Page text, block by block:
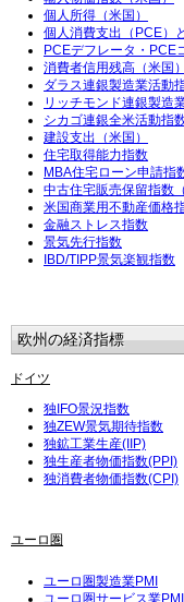
個人所得（米国）
個人消費支出（PCE）
PCEデフレータ・PCE
消費者信用残高（米国）
ダラス連銀製造業活動
リッチモンド連銀製造
シカゴ連銀全米活動指
建設支出（米国）
住宅取得能力指数
MBA住宅ローン申請指
中古住宅販売保留指数
米国商業用不動産価格
金融ストレス指数
景気先行指数
IBD/TIPP景気楽観指数
欧州の経済指標
ドイツ
独IFO景況指数
独ZEW景気期待指数
独鉱工業生産(IIP)
独生産者物価指数(PPI)
独消費者物価指数(CPI)
ユーロ圏
ユーロ圏製造業PMI
ユーロ圏サービス業PMI